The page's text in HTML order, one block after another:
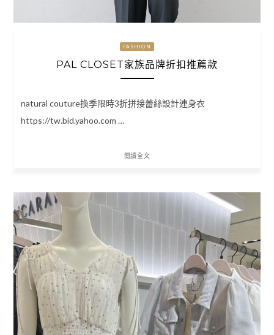
FASHION
PAL CLOSET家族品牌折扣推薦款
natural couture換季限時3折拼接蕾絲設計連身衣
https://tw.bid.yahoo.com …
閱讀全文